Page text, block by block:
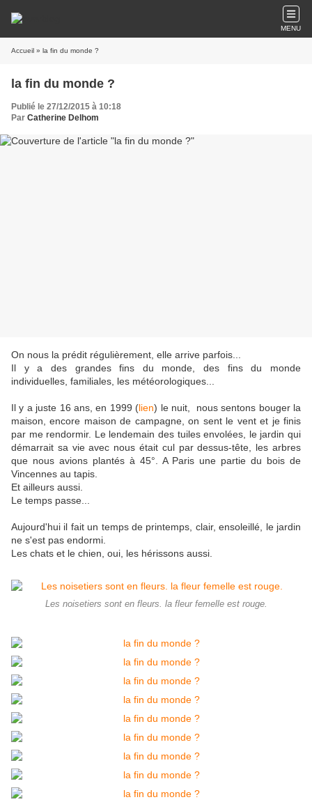
MENU
Accueil » la fin du monde ?
la fin du monde ?
Publié le 27/12/2015 à 10:18
Par Catherine Delhom
On nous la prédit régulièrement, elle arrive parfois...
Il y a des grandes fins du monde, des fins du monde
individuelles, familiales, les météorologiques...
Il y a juste 16 ans, en 1999 (lien) le nuit, nous sentons bouger la
maison, encore maison de campagne, on sent le vent et je finis
par me rendormir. Le lendemain des tuiles envolées, le jardin qui
démarrait sa vie avec nous était cul par dessus-tête, les arbres
que nous avions plantés à 45°. A Paris une partie du bois de
Vincennes au tapis.
Et ailleurs aussi.
Le temps passe...
Aujourd'hui il fait un temps de printemps, clair, ensoleillé, le jardin
ne s'est pas endormi.
Les chats et le chien, oui, les hérissons aussi.
Les noisetiers sont en fleurs. la fleur femelle est rouge.